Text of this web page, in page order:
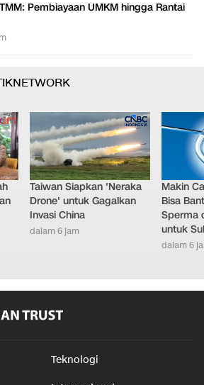
Pembiayaan UMKM hingga Rantai
Taiwan Siapkan 'Neraka
Drone' untuk Gagalkan
Invasi China
dalam 6 jam
Makin
Bisa
Sperma
untuk
dalam 6
Teknologi